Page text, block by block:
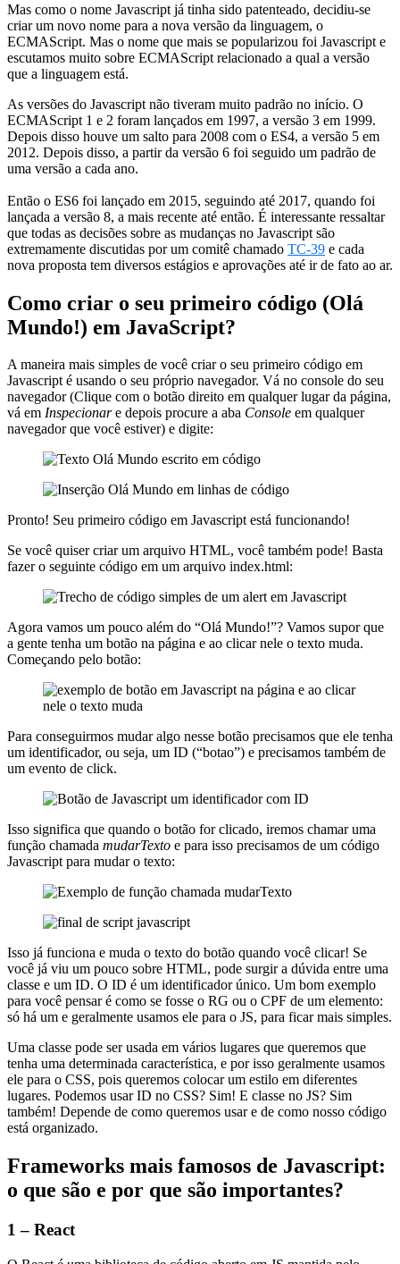
Mas como o nome Javascript já tinha sido patenteado, decidiu-se
criar um novo nome para a nova versão da linguagem, o
ECMAScript. Mas o nome que mais se popularizou foi Javascript e
escutamos muito sobre ECMAScript relacionado a qual a versão
que a linguagem está.
As versões do Javascript não tiveram muito padrão no início. O
ECMAScript 1 e 2 foram lançados em 1997, a versão 3 em 1999.
Depois disso houve um salto para 2008 com o ES4, a versão 5 em
2012. Depois disso, a partir da versão 6 foi seguido um padrão de
uma versão a cada ano.
Então o ES6 foi lançado em 2015, seguindo até 2017, quando foi
lançada a versão 8, a mais recente até então. É interessante ressaltar
que todas as decisões sobre as mudanças no Javascript são
extremamente discutidas por um comitê chamado TC-39 e cada
nova proposta tem diversos estágios e aprovações até ir de fato ao ar.
Como criar o seu primeiro código (Olá
Mundo!) em JavaScript?
A maneira mais simples de você criar o seu primeiro código em
Javascript é usando o seu próprio navegador. Vá no console do seu
navegador (Clique com o botão direito em qualquer lugar da página,
vá em Inspecionare depois procure a aba Console em qualquer
navegador que você estiver) e digite:
Pronto! Seu primeiro código em Javascript está funcionando!
Se você quiser criar um arquivo HTML, você também pode! Basta
fazer o seguinte código em um arquivo index.html:
Agora vamos um pouco além do “Olá Mundo!”? Vamos supor que
a gente tenha um botão na página e ao clicar nele o texto muda.
Começando pelo botão:
Para conseguirmos mudar algo nesse botão precisamos que ele tenha
um identificador, ou seja, um ID (“botao”) e precisamos também de
um evento de click.
Isso significa que quando o botão for clicado, iremos chamar uma
função chamada mudarTexto e para isso precisamos de um código
Javascript para mudar o texto:
Isso já funciona e muda o texto do botão quando você clicar! Se
você já viu um pouco sobre HTML, pode surgir a dúvida entre uma
classe e um ID. O ID é um identificador único. Um bom exemplo
para você pensar é como se fosse o RG ou o CPF de um elemento:
só há um e geralmente usamos ele para o JS, para ficar mais simples.
Uma classe pode ser usada em vários lugares que queremos que
tenha uma determinada característica, e por isso geralmente usamos
ele para o CSS, pois queremos colocar um estilo em diferentes
lugares. Podemos usar ID no CSS? Sim! E classe no JS? Sim
também! Depende de como queremos usar e de como nosso código
está organizado.
Frameworks mais famosos de Javascript:
o que são e por que são importantes?
1 – React